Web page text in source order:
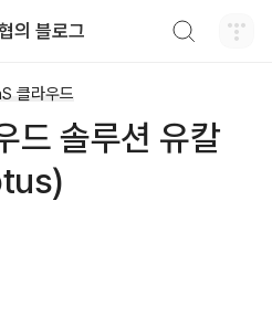
의 블로그
클라우드
드 솔루션 유칼